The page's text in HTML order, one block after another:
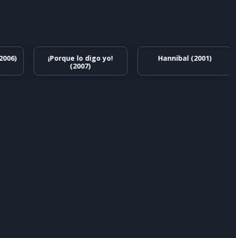
¡Porque lo digo yo!
(2007)
Hannibal (2001)